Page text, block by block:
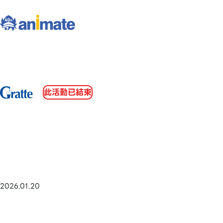
此活動已結束
2026.01.20